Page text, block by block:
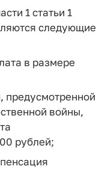
1 статьи 1
следующие
в размере
войны,
рублей;